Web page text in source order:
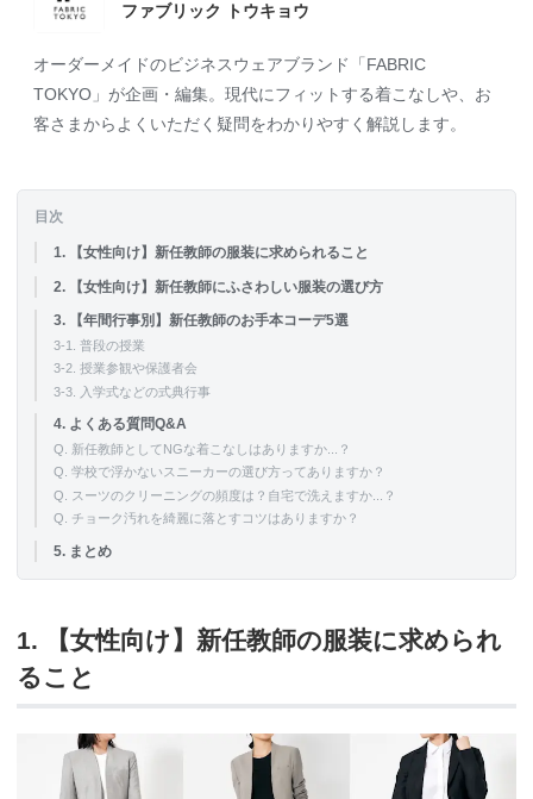
ファブリック トウキョウ
オーダーメイドのビジネスウェアブランド「FABRIC
TOKYO」が企画・編集。現代にフィットする着こなしや、お
客さまからよくいただく疑問をわかりやすく解説します。
目次
1. 【女性向け】新任教師の服装に求められること
2. 【女性向け】新任教師にふさわしい服装の選び方
3. 【年間行事別】新任教師のお手本コーデ5選
3-1. 普段の授業
3-2. 授業参観や保護者会
3-3. 入学式などの式典行事
4. よくある質問Q&A
Q. 新任教師としてNGな着こなしはありますか...？
Q. 学校で浮かないスニーカーの選び方ってありますか？
Q. スーツのクリーニングの頻度は？自宅で洗えますか...？
Q. チョーク汚れを綺麗に落とすコツはありますか？
5. まとめ
1. 【女性向け】新任教師の服装に求められ
ること